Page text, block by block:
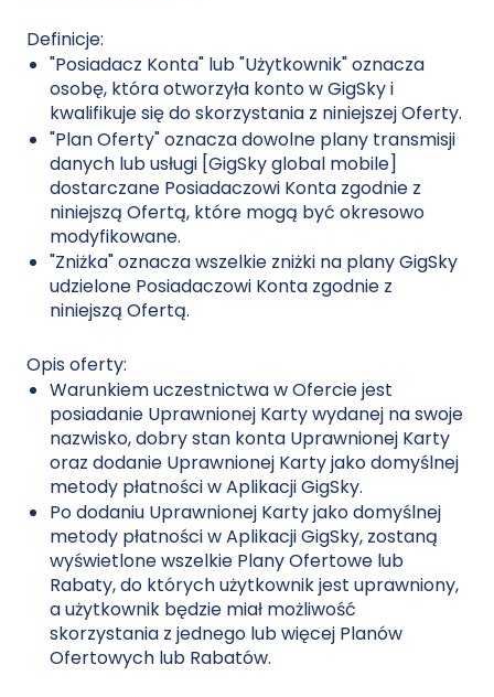
Definicje:
"Posiadacz Konta" lub "Użytkownik" oznacza
osobę, która otworzyła konto w GigSky i
kwalifikuje się do skorzystania z niniejszej Oferty.
"Plan Oferty" oznacza dowolne plany transmisji
danych lub usługi [GigSky global mobile]
dostarczane Posiadaczowi Konta zgodnie z
niniejszą Ofertą, które mogą być okresowo
modyfikowane.
"Zniżka" oznacza wszelkie zniżki na plany GigSky
udzielone Posiadaczowi Konta zgodnie z
niniejszą Ofertą.
Opis oferty:
Warunkiem uczestnictwa w Ofercie jest
posiadanie Uprawnionej Karty wydanej na swoje
nazwisko, dobry stan konta Uprawnionej Karty
oraz dodanie Uprawnionej Karty jako domyślnej
metody płatności w Aplikacji GigSky.
Po dodaniu Uprawnionej Karty jako domyślnej
metody płatności w Aplikacji GigSky, zostaną
wyświetlone wszelkie Plany Ofertowe lub
Rabaty, do których użytkownik jest uprawniony,
a użytkownik będzie miał możliwość
skorzystania z jednego lub więcej Planów
Ofertowych lub Rabatów.